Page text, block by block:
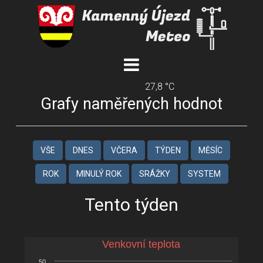
27,8 °C
Grafy naměřených hodnot
VŠE DNES VČERA TÝDEN MĚSÍC
ROK MINULÝ ROK SRÁŽKY SYSTEM
Tento týden
Venkovní teplota